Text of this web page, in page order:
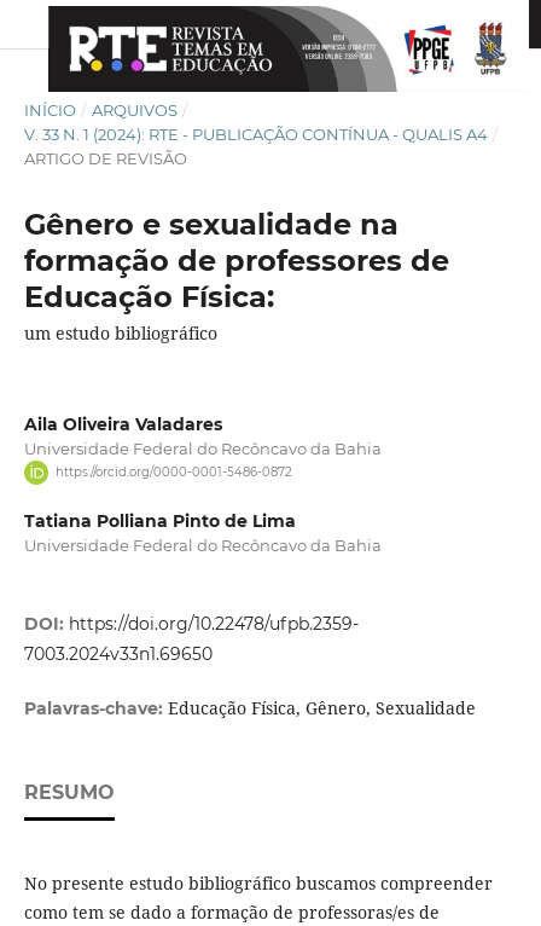
INÍCIO / ARQUIVOS /
V. 33 N. 1 (2024): RTE - PUBLICAÇÃO CONTÍNUA - QUALIS A4 /
ARTIGO DE REVISÃO
Gênero e sexualidade na
formação de professores de
Educação Física:
um estudo bibliográfico
Aila Oliveira Valadares
Universidade Federal do Recôncavo da Bahia
https://orcid.org/0000-0001-5486-0872
Tatiana Polliana Pinto de Lima
Universidade Federal do Recôncavo da Bahia
DOI: https://doi.org/10.22478/ufpb.2359-
7003.2024v33n1.69650
Palavras-chave: Educação Física, Gênero, Sexualidade
RESUMO
No presente estudo bibliográfico buscamos compreender
como tem se dado a formação de professoras/es de